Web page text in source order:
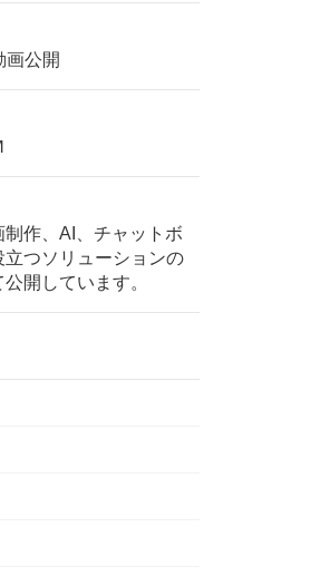
画公開
作、AI、チャットボ
立つソリューションの
開しています。